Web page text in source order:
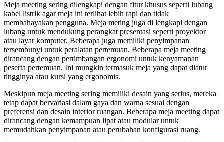
Meja meeting sering dilengkapi dengan fitur khusus seperti lubang
kabel listrik agar meja ini terlihat lebih rapi dan tidak
membahayakan pengguna. Meja meting juga di lengkapi dengan
lubang untuk mendukung perangkat presentasi seperti proyektor
atau layar komputer. Beberapa juga memiliki penyimpanan
tersembunyi untuk peralatan pertemuan. Beberapa meja meeting
dirancang dengan pertimbangan ergonomi untuk kenyamanan
peserta pertemuan. Ini mungkin termasuk meja yang dapat diatur
tingginya atau kursi yang ergonomis.
Meskipun meja meeting sering memiliki desain yang serius, mereka
tetap dapat bervariasi dalam gaya dan warna sesuai dengan
preferensi dan desain interior ruangan. Beberapa meja meeting dapat
dirancang dengan kemampuan lipat atau modular untuk
memudahkan penyimpanan atau perubahan konfigurasi ruang.